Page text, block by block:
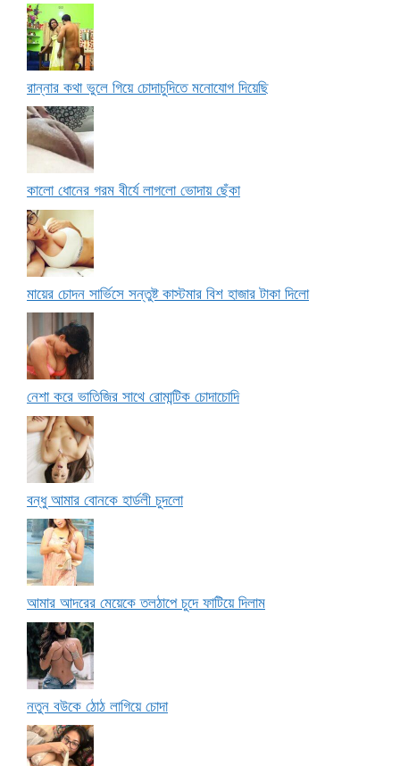
রান্নার কথা ভুলে গিয়ে চোদাচুদিতে মনোযোগ দিয়েছি
কালো ধোনের গরম বীর্যে লাগলো ভোদায় ছেঁকা
মায়ের চোদন সার্ভিসে সন্তুষ্ট কাস্টমার বিশ হাজার টাকা দিলো
নেশা করে ভাতিজির সাথে রোমান্টিক চোদাচোদি
বন্ধু আমার বোনকে হার্ডলী চুদলো
আমার আদরের মেয়েকে তলঠাপে চুদে ফাটিয়ে দিলাম
নতুন বউকে ঠোঠ লাগিয়ে চোদা